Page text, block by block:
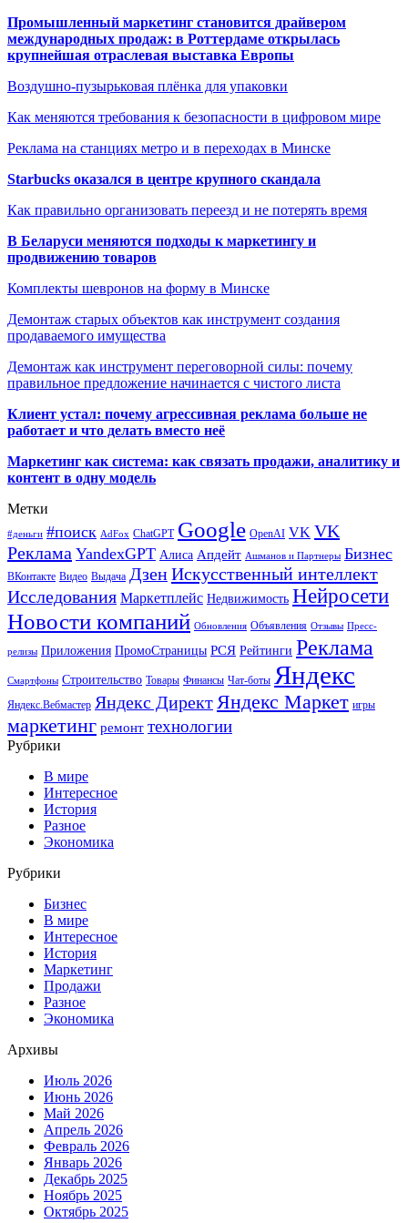
Промышленный маркетинг становится драйвером
международных продаж: в Роттердаме открылась
крупнейшая отраслевая выставка Европы
Воздушно-пузырьковая плёнка для упаковки
Как меняются требования к безопасности в цифровом мире
Реклама на станциях метро и в переходах в Минске
Starbucks оказался в центре крупного скандала
Как правильно организовать переезд и не потерять время
В Беларуси меняются подходы к маркетингу и
продвижению товаров
Комплекты шевронов на форму в Минске
Демонтаж старых объектов как инструмент создания
продаваемого имущества
Демонтаж как инструмент переговорной силы: почему
правильное предложение начинается с чистого листа
Клиент устал: почему агрессивная реклама больше не
работает и что делать вместо неё
Маркетинг как система: как связать продажи, аналитику и
контент в одну модель
Метки
#деньги #поиск AdFox ChatGPT Google OpenAI VK VK
Реклама YandexGPT Алиса Апдейт Ашманов и Партнеры Бизнес
ВКонтакте Видео Выдача ДзенИскусственный интеллект
Исследования Маркетплейс Недвижимость Нейросети
Новости компаний Обновления Объявления Отзывы Пресс-
релизы Приложения ПромоСтраницы РСЯ Рейтинги Реклама
Смартфоны Строительство Товары Финансы Чат-боты Яндекс
Яндекс.Вебмастер Яндекс Директ Яндекс Маркет игры
маркетинг ремонт технологии
Рубрики
В мире
Интересное
История
Разное
Экономика
Рубрики
Бизнес
В мире
Интересное
История
Маркетинг
Продажи
Разное
Экономика
Архивы
Июль 2026
Июнь 2026
Май 2026
Апрель 2026
Февраль 2026
Январь 2026
Декабрь 2025
Ноябрь 2025
Октябрь 2025